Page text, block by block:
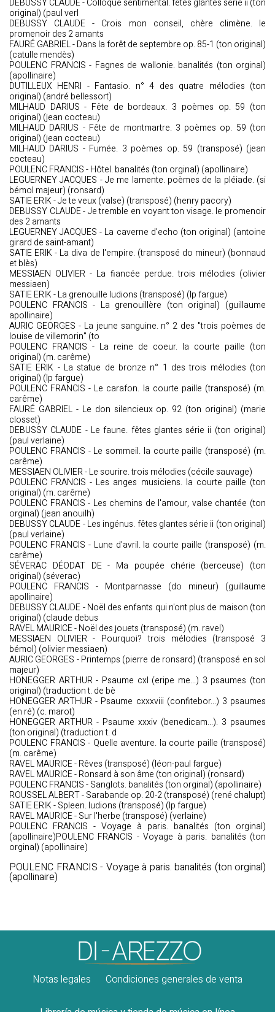
DEBUSSY CLAUDE - Colloque sentimental. fêtes glantes série ii (ton
original) (paul verl
DEBUSSY CLAUDE - Crois mon conseil, chère climène. le
promenoir des 2 amants
FAURÉ GABRIEL - Dans la forêt de septembre op. 85-1 (ton original)
(catulle mendès)
POULENC FRANCIS - Fagnes de wallonie. banalités (ton orginal)
(apollinaire)
DUTILLEUX HENRI - Fantasio. n° 4 des quatre mélodies (ton
original) (andré bellessort)
MILHAUD DARIUS - Fête de bordeaux. 3 poèmes op. 59 (ton
original) (jean cocteau)
MILHAUD DARIUS - Fête de montmartre. 3 poèmes op. 59 (ton
original) (jean cocteau)
MILHAUD DARIUS - Fumée. 3 poèmes op. 59 (transposé) (jean
cocteau)
POULENC FRANCIS - Hôtel. banalités (ton orginal) (apollinaire)
LEGUERNEY JACQUES - Je me lamente. poèmes de la pléiade. (si
bémol majeur) (ronsard)
SATIE ERIK - Je te veux (valse) (transposé) (henry pacory)
DEBUSSY CLAUDE - Je tremble en voyant ton visage. le promenoir
des 2 amants
LEGUERNEY JACQUES - La caverne d'echo (ton original) (antoine
girard de saint-amant)
SATIE ERIK - La diva de l'empire. (transposé do mineur) (bonnaud
et blès)
MESSIAEN OLIVIER - La fiancée perdue. trois mélodies (olivier
messiaen)
SATIE ERIK - La grenouille ludions (transposé) (lp fargue)
POULENC FRANCIS - La grenouillère (ton original) (guillaume
apollinaire)
AURIC GEORGES - La jeune sanguine. n° 2 des "trois poèmes de
louise de villemorin" (to
POULENC FRANCIS - La reine de coeur. la courte paille (ton
original) (m. carême)
SATIE ERIK - La statue de bronze n° 1 des trois mélodies (ton
original) (lp fargue)
POULENC FRANCIS - Le carafon. la courte paille (transposé) (m.
carême)
FAURÉ GABRIEL - Le don silencieux op. 92 (ton original) (marie
closset)
DEBUSSY CLAUDE - Le faune. fêtes glantes série ii (ton original)
(paul verlaine)
POULENC FRANCIS - Le sommeil. la courte paille (transposé) (m.
carême)
MESSIAEN OLIVIER - Le sourire. trois mélodies (cécile sauvage)
POULENC FRANCIS - Les anges musiciens. la courte paille (ton
original) (m. carême)
POULENC FRANCIS - Les chemins de l'amour, valse chantée (ton
orginal) (jean anouilh)
DEBUSSY CLAUDE - Les ingénus. fêtes glantes série ii (ton original)
(paul verlaine)
POULENC FRANCIS - Lune d'avril. la courte paille (transposé) (m.
carême)
SÉVERAC DÉODAT DE - Ma poupée chérie (berceuse) (ton
original) (séverac)
POULENC FRANCIS - Montparnasse (do mineur) (guillaume
apollinaire)
DEBUSSY CLAUDE - Noël des enfants qui n'ont plus de maison (ton
original) (claude debus
RAVEL MAURICE - Noël des jouets (transposé) (m. ravel)
MESSIAEN OLIVIER - Pourquoi? trois mélodies (transposé 3
bémol) (olivier messiaen)
AURIC GEORGES - Printemps (pierre de ronsard) (transposé en sol
majeur)
HONEGGER ARTHUR - Psaume cxl (eripe me...) 3 psaumes (ton
original) (traduction t. de bè
HONEGGER ARTHUR - Psaume cxxxviii (confitebor...) 3 psaumes
(en ré) (c. marot)
HONEGGER ARTHUR - Psaume xxxiv (benedicam...). 3 psaumes
(ton original) (traduction t. d
POULENC FRANCIS - Quelle aventure. la courte paille (transposé)
(m. carême)
RAVEL MAURICE - Rêves (transposé) (léon-paul fargue)
RAVEL MAURICE - Ronsard à son âme (ton original) (ronsard)
POULENC FRANCIS - Sanglots. banalités (ton orginal) (apollinaire)
ROUSSEL ALBERT - Sarabande op. 20-2 (transposé) (rené chalupt)
SATIE ERIK - Spleen. ludions (transposé) (lp fargue)
RAVEL MAURICE - Sur l'herbe (transposé) (verlaine)
POULENC FRANCIS - Voyage à paris. banalités (ton orginal)
(apollinaire)POULENC FRANCIS - Voyage à paris. banalités (ton
orginal) (apollinaire)
POULENC FRANCIS - Voyage à paris. banalités (ton orginal)
(apollinaire)
Notas legales Condiciones generales de venta